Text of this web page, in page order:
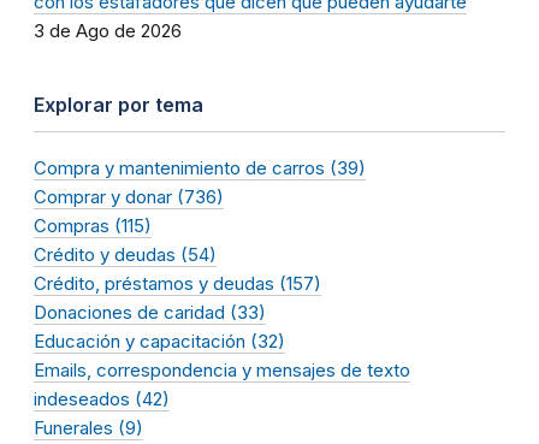
3 de Ago de 2026
Explorar por tema
Compra y mantenimiento de carros (39)
Comprar y donar (736)
Compras (115)
Crédito y deudas (54)
Crédito, préstamos y deudas (157)
Donaciones de caridad (33)
Educación y capacitación (32)
Emails, correspondencia y mensajes de texto
indeseados (42)
Funerales (9)